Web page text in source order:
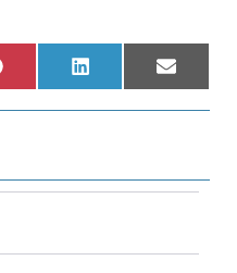
Pinterest LinkedIn Email